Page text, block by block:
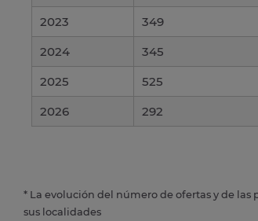
2023
349
2024
345
2025
525
2026
292
* La evolución del número de ofertas y de las
sus localidades